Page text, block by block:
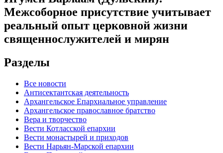
Межсоборное присутствие учитывает
реальный опыт церковной жизни
священнослужителей и мирян
Разделы
Все новости
Антисектантская деятельность
Архангельское Епархиальное управление
Архангельское православное братство
Вера и творчество
Вести Котласской епархии
Вести монастырей и приходов
Вести Нарьян-Марской епархии